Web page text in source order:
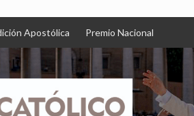
Apostólica Premio Nacional